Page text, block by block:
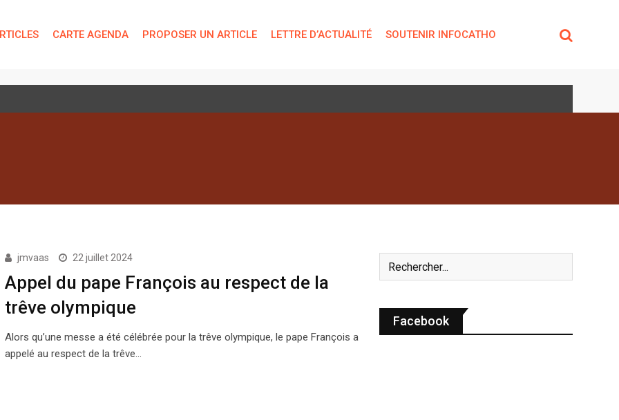
CARTE AGENDA PROPOSER UN ARTICLE LETTRE D’ACTUALITÉ SOUTENIR INFOCATHO
jmvaas 22 juillet 2024
Appel du pape François au respect de la
trêve olympique
Alors qu’une messe a été célébrée pour la trêve olympique, le pape François a
appelé au respect de la trêve…
Facebook